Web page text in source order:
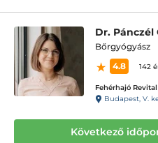
Dr. Pánczél
Bőrgyógyász
4.8
142
Fehérhajó
Budapest, V.
Következő